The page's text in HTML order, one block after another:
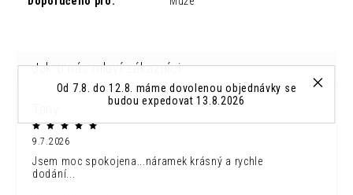
Od 7.8. do 12.8. máme dovolenou objednávky se
budou expedovat 13.8.2026
9.7.2026
Jsem moc spokojena...náramek krásný a rychle
dodání...